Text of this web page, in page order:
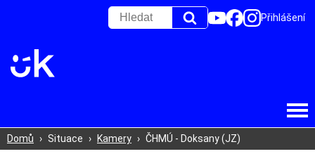
Přihlášení
Domů › Situace › Kamery › ČHMÚ - Doksany (JZ)